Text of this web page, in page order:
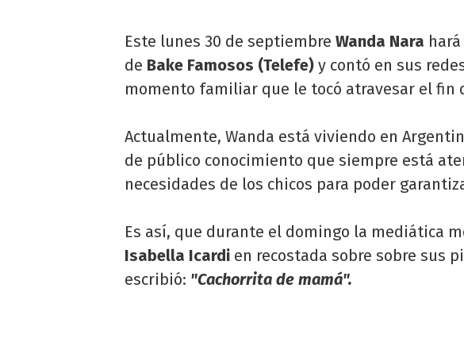
Este lunes 30 de septiembre Wanda Nara
de Bake Famosos (Telefe) y contó en sus
momento familiar que le tocó atravesar el fin
Actualmente, Wanda está viviendo en
de público conocimiento que siempre está
necesidades de los chicos para poder
Es así, que durante el domingo la mediática
Isabella Icardi en recostada sobre sobre sus
escribió: "Cachorrita de mamá".